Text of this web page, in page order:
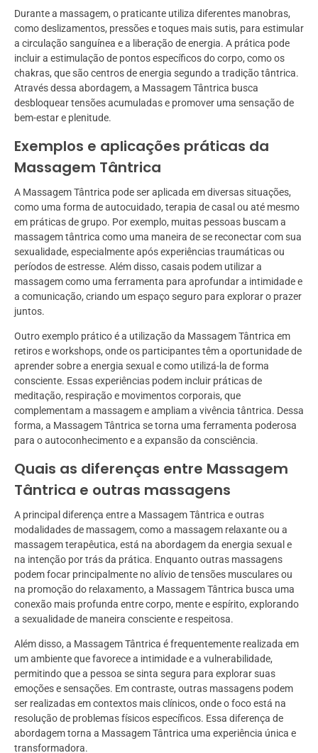
Durante a massagem, o praticante utiliza diferentes manobras,
como deslizamentos, pressões e toques mais sutis, para estimular
a circulação sanguínea e a liberação de energia. A prática pode
incluir a estimulação de pontos específicos do corpo, como os
chakras, que são centros de energia segundo a tradição tântrica.
Através dessa abordagem, a Massagem Tântrica busca
desbloquear tensões acumuladas e promover uma sensação de
bem-estar e plenitude.
Exemplos e aplicações práticas da
Massagem Tântrica
A Massagem Tântrica pode ser aplicada em diversas situações,
como uma forma de autocuidado, terapia de casal ou até mesmo
em práticas de grupo. Por exemplo, muitas pessoas buscam a
massagem tântrica como uma maneira de se reconectar com sua
sexualidade, especialmente após experiências traumáticas ou
períodos de estresse. Além disso, casais podem utilizar a
massagem como uma ferramenta para aprofundar a intimidade e
a comunicação, criando um espaço seguro para explorar o prazer
juntos.
Outro exemplo prático é a utilização da Massagem Tântrica em
retiros e workshops, onde os participantes têm a oportunidade de
aprender sobre a energia sexual e como utilizá-la de forma
consciente. Essas experiências podem incluir práticas de
meditação, respiração e movimentos corporais, que
complementam a massagem e ampliam a vivência tântrica. Dessa
forma, a Massagem Tântrica se torna uma ferramenta poderosa
para o autoconhecimento e a expansão da consciência.
Quais as diferenças entre Massagem
Tântrica e outras massagens
A principal diferença entre a Massagem Tântrica e outras
modalidades de massagem, como a massagem relaxante ou a
massagem terapêutica, está na abordagem da energia sexual e
na intenção por trás da prática. Enquanto outras massagens
podem focar principalmente no alívio de tensões musculares ou
na promoção do relaxamento, a Massagem Tântrica busca uma
conexão mais profunda entre corpo, mente e espírito, explorando
a sexualidade de maneira consciente e respeitosa.
Além disso, a Massagem Tântrica é frequentemente realizada em
um ambiente que favorece a intimidade e a vulnerabilidade,
permitindo que a pessoa se sinta segura para explorar suas
emoções e sensações. Em contraste, outras massagens podem
ser realizadas em contextos mais clínicos, onde o foco está na
resolução de problemas físicos específicos. Essa diferença de
abordagem torna a Massagem Tântrica uma experiência única e
transformadora.